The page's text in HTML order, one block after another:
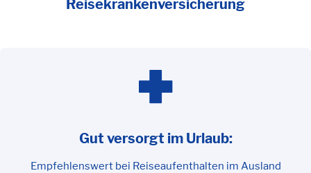
Reisekrankenversicherung
Gut versorgt im Urlaub:
Empfehlenswert bei Reiseaufenthalten im Ausland